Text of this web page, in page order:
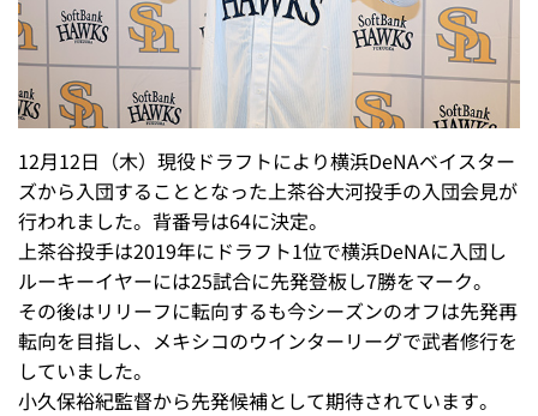
12月12日（木）現役ドラフトにより横浜DeNAベイスター
ズから入団することとなった上茶谷大河投手の入団会見が
行われました。背番号は64に決定。
上茶谷投手は2019年にドラフト1位で横浜DeNAに入団し
ルーキーイヤーには25試合に先発登板し7勝をマーク。
その後はリリーフに転向するも今シーズンのオフは先発再
転向を目指し、メキシコのウインターリーグで武者修行を
していました。
小久保裕紀監督から先発候補として期待されています。